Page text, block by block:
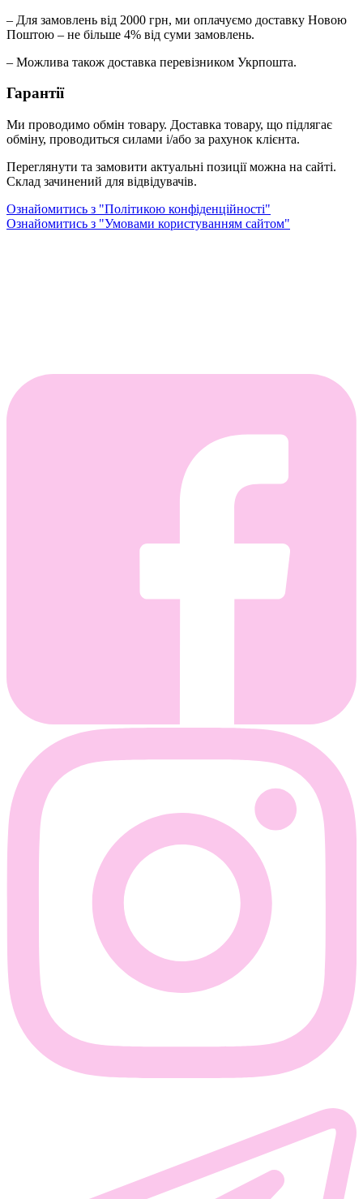
– Для замовлень від 2000 грн, ми оплачуємо доставку Новою
Поштою – не більше 4% від суми замовлень.
– Можлива також доставка перевізником Укрпошта.
Гарантії
Ми проводимо обмін товару. Доставка товару, що підлягає
обміну, проводиться силами і/або за рахунок клієнта.
Переглянути та замовити актуальні позиції можна на сайті.
Склад зачинений для відвідувачів.
Ознайомитись з "Політикою конфіденційності"
Ознайомитись з "Умовами користуванням сайтом"